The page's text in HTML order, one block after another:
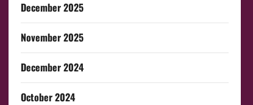
December 2025
November 2025
December 2024
October 2024